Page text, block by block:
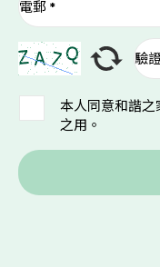
本人同意和諧
之用。